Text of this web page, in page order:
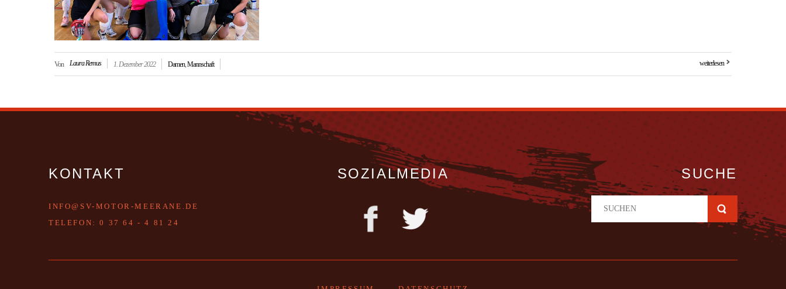
Von Laura Remus 1. Dezember 2022 Damen,Mannschaft weiterlesen
KONTAKT
INFO@SV-MOTOR-MEERANE.DE
T ELEFON:0 37 64 - 4 81 24
SOZIALMEDIA SUCHE